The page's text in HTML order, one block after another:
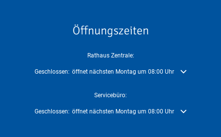
Öffnungszeiten
Rathaus Zentrale:
Klicken, um weitere Öffnungs- oder Schließzeiten auszublenden
Geschlossen: öffnet nächsten Montag um 08:00 Uhr
Servicebüro:
Klicken, um weitere Öffnungs- oder Schließzeiten auszublenden
Geschlossen: öffnet nächsten Montag um 08:00 Uhr